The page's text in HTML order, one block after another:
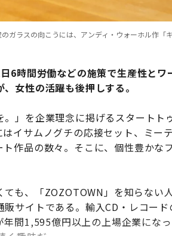
ガラスの向こうには、アンディ・ウォーホル作「
6時間労働などの施策で生産性とワ
女性の活躍も後押しする。
。」を企業理念に掲げるスタートト
イサムノグチの応接セット、ミー
作品の数々。そこに、個性豊かな
も、「ZOZOTOWN」を知らない
サイトである。輸入CD・レコー
間1,595億円以上の上場企業にな